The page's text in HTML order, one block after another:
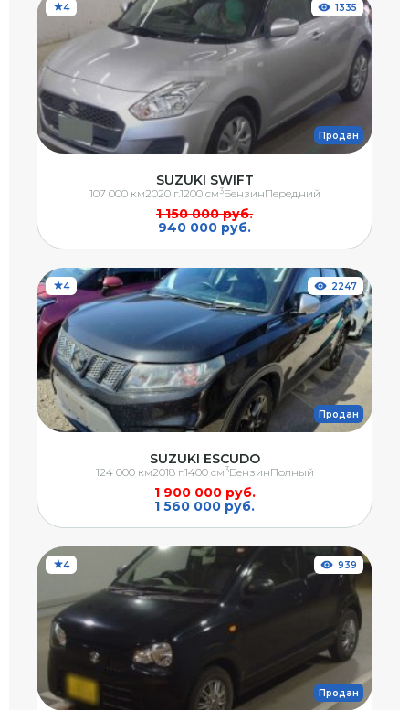
4
Продан
1335
SUZUKI SWIFT
1 150 000 руб.
940 000 руб.
107 000 км2020 г.1200 см3БензинПередний
4
Продан
2247
SUZUKI ESCUDO
1 900 000 руб.
1 560 000 руб.
124 000 км2018 г.1400 см3БензинПолный
4
Продан
939